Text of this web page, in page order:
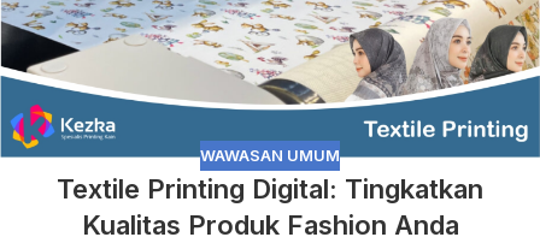
WAWASAN UMUM
Textile Printing Digital: Tingkatkan
Kualitas Produk Fashion Anda